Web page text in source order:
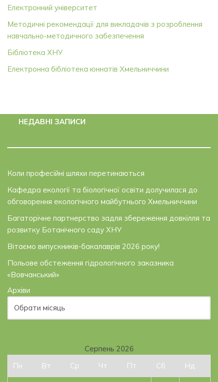
Електронний університет
Методичні рекомендації для викладачів з розроблення
навчально-методичного забезпечення
Бібліотека ХНУ
Електронна бібліотека юннатів Хмельниччини
НЕДАВНІ ЗАПИСИ
Коли професійні шляхи перетинаються
Кафедра екології та біологічної освіти долучилася до
обговорення екологічного майбутнього Хмельниччини
Багаторічне партнерство задля збереження довкілля та
розвитку Ботанічного саду ХНУ
Вітаємо випускників-бакалаврів 2026 року!
Польове обстеження гідрологічного заказника
«Вовчанський»
Архіви
Серпень 2026
Пн
Вт Ср Чт Пт Сб Нд